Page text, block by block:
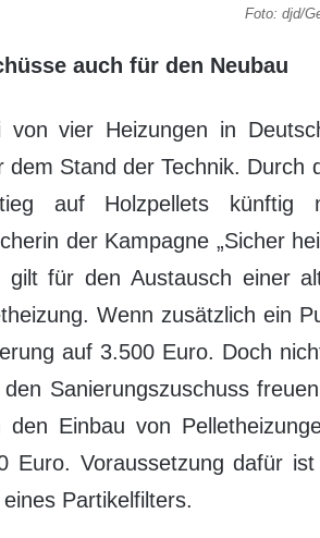
Foto: djd/
auch für den Neubau
von vier Heizungen in
dem Stand der Technik. Durch
auf Holzpellets künftig
der Kampagne „Sicher
gilt für den Austausch einer
Wenn zusätzlich ein
auf 3.500 Euro. Doch
den Sanierungszuschuss
den Einbau von
Euro. Voraussetzung dafür
Partikelfilters.